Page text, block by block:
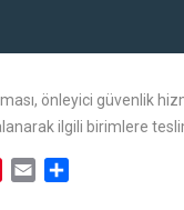
önleyici güvenlik
ilgili birimlere
Pinterest
Email